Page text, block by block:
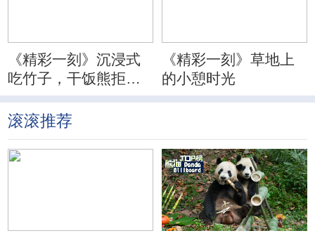
《精彩一刻》沉浸式
吃竹子，干饭熊拒绝
分心
《精彩一刻》草地上
的小憩时光
滚滚推荐